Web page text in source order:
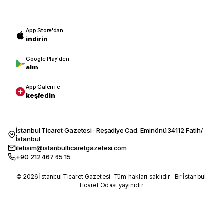
App Store'dan
indirin
Google Play'den
alın
App Galeri ile
keşfedin
İstanbul Ticaret Gazetesi · Reşadiye Cad. Eminönü 34112 Fatih/
İstanbul
iletisim@istanbulticaretgazetesi.com
+90 212 467 65 15
© 2026 İstanbul Ticaret Gazetesi · Tüm hakları saklıdır · Bir İstanbul
Ticaret Odası yayınıdır